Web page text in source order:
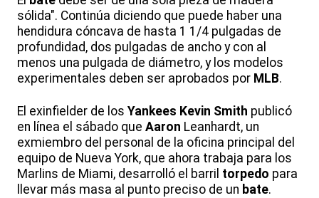
sólida". Continúa diciendo que puede haber una
hendidura cóncava de hasta 1 1/4 pulgadas de
profundidad, dos pulgadas de ancho y con al
menos una pulgada de diámetro, y los modelos
experimentales deben ser aprobados por MLB.
El exinfielder de los Yankees Kevin Smith publicó
en línea el sábado que Aaron Leanhardt, un
exmiembro del personal de la oficina principal del
equipo de Nueva York, que ahora trabaja para los
Marlins de Miami, desarrolló el barril torpedo para
llevar más masa al punto preciso de un bate.